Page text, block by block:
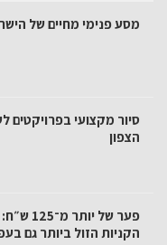
מסע פנימי מחיים של
סיור מקצועי בפרויקטים
הצפון
פער של
הקניות הזול ביותר גם